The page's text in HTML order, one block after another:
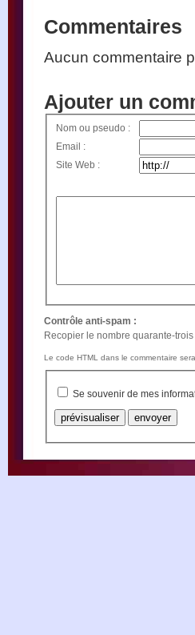
Commentaires
Aucun commentaire
Ajouter un
Nom ou pseudo :
Email :
Site Web :
Contrôle anti-spam :
Recopier le nombre quarante-
Le code HTML dans le commentaire
Se souvenir de mes